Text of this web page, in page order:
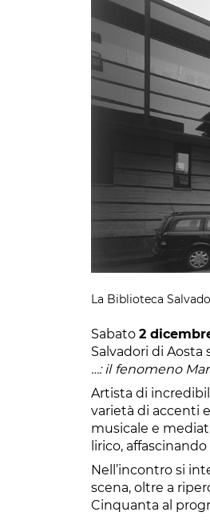
La Biblioteca
Sabato 2
Salvadori di
…: il fenomeno
Artista di
varietà di accenti
musicale e
lirico,
Nell’incontro si
scena, oltre a
Cinquanta al